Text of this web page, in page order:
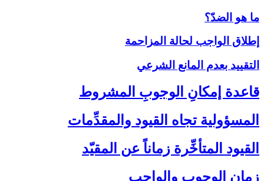
ما هو الضدّ؟
إطلاق الواجب لحالة المزاحمة
التقييد بعدم المانع الشرعي
قاعدة إمكانِ الوجوبِ المشروط
المسؤولية تجاه القيود والمقدِّمات‏
القيود المتأخِّرة زماناً عن المقيّد
زمان الوجوب والواجب‏